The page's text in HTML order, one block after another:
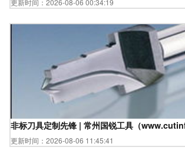
更新时间：2026-08-06 00:34:19
非标刀具定制先锋 | 常州国锐工具（
更新时间：2026-08-06 11:45:41